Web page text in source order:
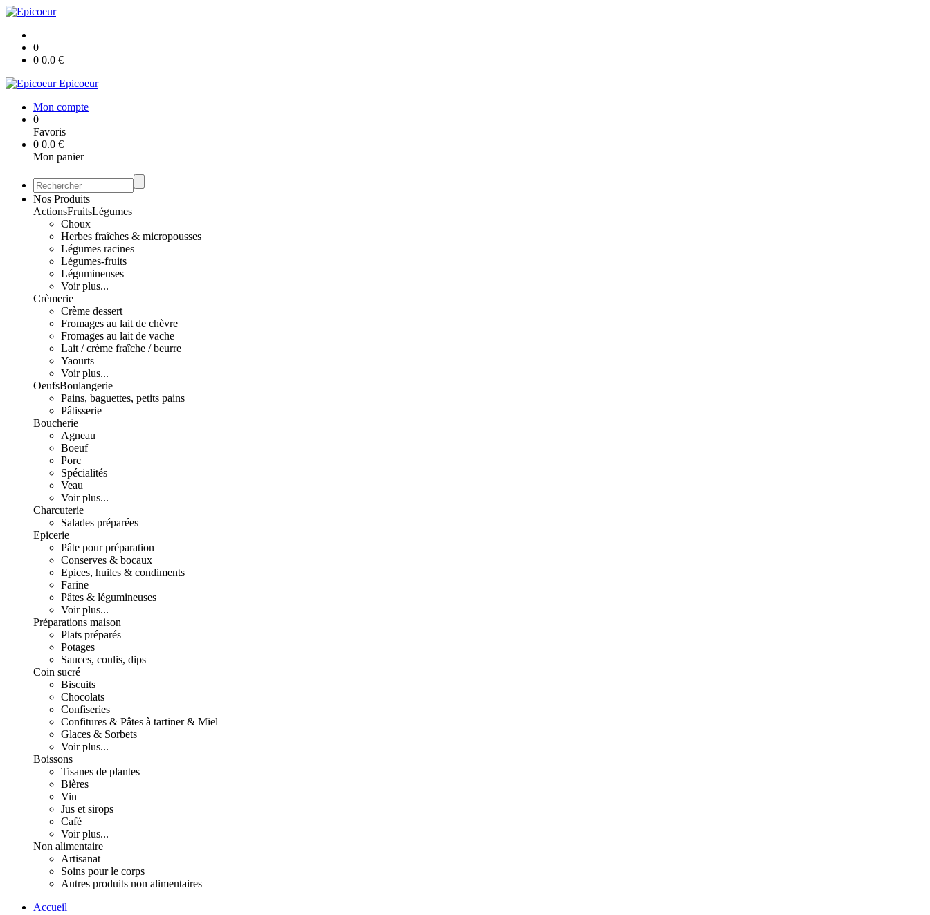
0
0 0.0 €
Epicoeur
Mon compte
0
Favoris
0 0.0 €
Mon panier
Nos Produits
ActionsFruitsLégumes
Choux
Herbes fraîches & micropousses
Légumes racines
Légumes-fruits
Légumineuses
Voir plus...
Crèmerie
Crème dessert
Fromages au lait de chèvre
Fromages au lait de vache
Lait / crème fraîche / beurre
Yaourts
Voir plus...
OeufsBoulangerie
Pains, baguettes, petits pains
Pâtisserie
Boucherie
Agneau
Boeuf
Porc
Spécialités
Veau
Voir plus...
Charcuterie
Salades préparées
Epicerie
Pâte pour préparation
Conserves & bocaux
Epices, huiles & condiments
Farine
Pâtes & légumineuses
Voir plus...
Préparations maison
Plats préparés
Potages
Sauces, coulis, dips
Coin sucré
Biscuits
Chocolats
Confiseries
Confitures & Pâtes à tartiner & Miel
Glaces & Sorbets
Voir plus...
Boissons
Tisanes de plantes
Bières
Vin
Jus et sirops
Café
Voir plus...
Non alimentaire
Artisanat
Soins pour le corps
Autres produits non alimentaires
Accueil